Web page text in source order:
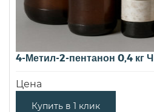
4-Метил-2-пентанон 0,4 кг Ч
Цена
Купить в 1 клик